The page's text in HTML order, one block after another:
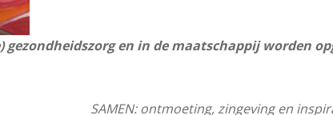
gezondheidszorg en in de maatschappij worden
SAMEN: ontmoeting, zingeving en